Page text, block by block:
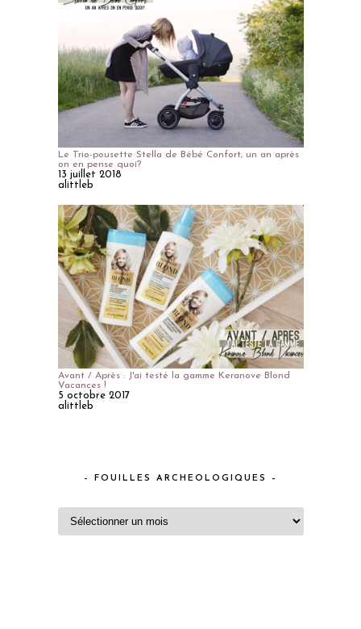
Le Trio-pousette Stella de Bébé Confort, un an après
on en pense quoi?
13 juillet 2018
alittleb
Avant / Après : J'ai testé la gamme Keranove Blond
Vacances !
5 octobre 2017
alittleb
– FOUILLES ARCHEOLOGIQUES –